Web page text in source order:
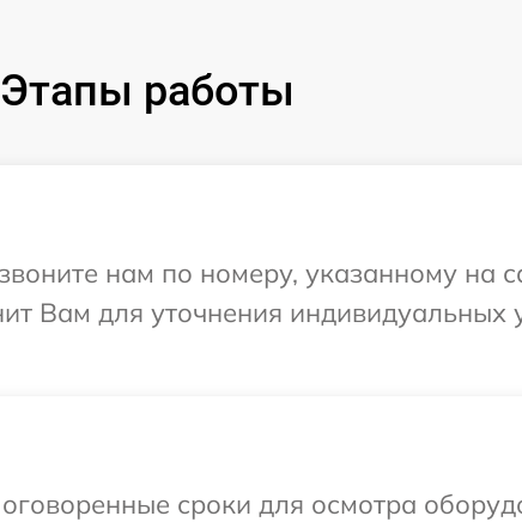
Этапы работы
нам по номеру, указанному на
Вам для уточнения индивидуальных
сроки для осмотра